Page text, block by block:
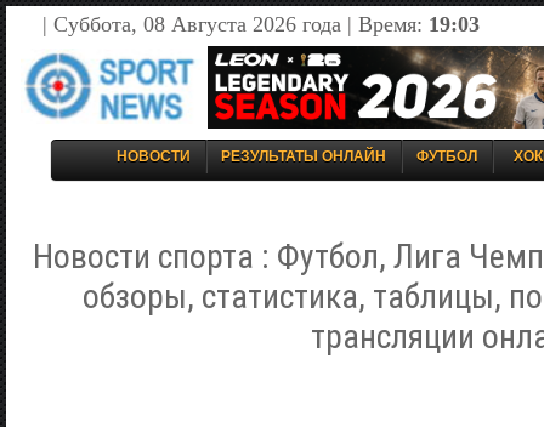
| Суббота, 08 Августа 2026 года | Время: 19:03
НОВОСТИ РЕЗУЛЬТАТЫ ОНЛАЙН ФУТБОЛ
Новости спорта : Футбол, Лига
обзоры, статистика, таблицы,
трансляции